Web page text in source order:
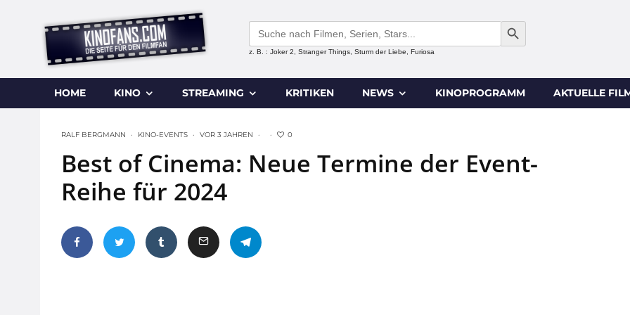
Search
for:
SEARCH BUTTON
z. B. : Joker 2, Stranger Things, Sturm der Liebe, Furiosa
HOME KINO STREAMING KRITIKEN NEWS KINOPROGRAMM AKTUELLE
RALF BERGMANN · KINO-EVENTS · VOR 3 JAHREN · · 0
Best of Cinema: Neue Termine der Event-
Reihe für 2024